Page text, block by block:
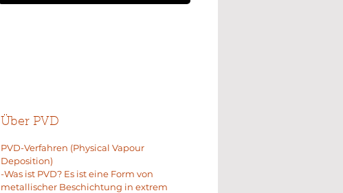
Über PVD
PVD-Verfahren (Physical Vapour
Deposition)
-Was ist PVD? Es ist eine Form von
metallischer Beschichtung in extrem